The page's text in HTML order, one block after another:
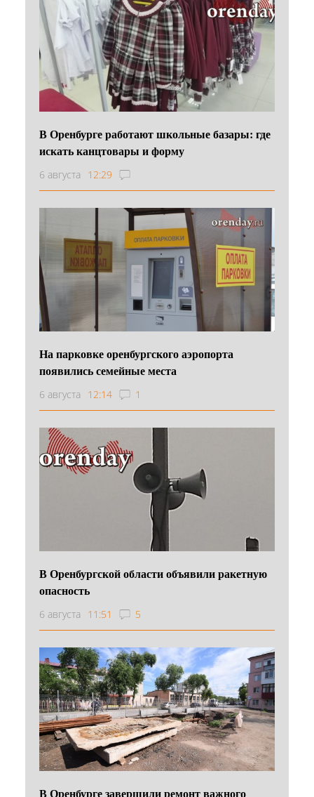
В Оренбурге работают школьные базары: где
искать канцтовары и форму
6 августа 12:29
На парковке оренбургского аэропорта
появились семейные места
6 августа 12:14 1
В Оренбургской области объявили ракетную
опасность
6 августа 11:51 5
В Оренбурге завершили ремонт важного